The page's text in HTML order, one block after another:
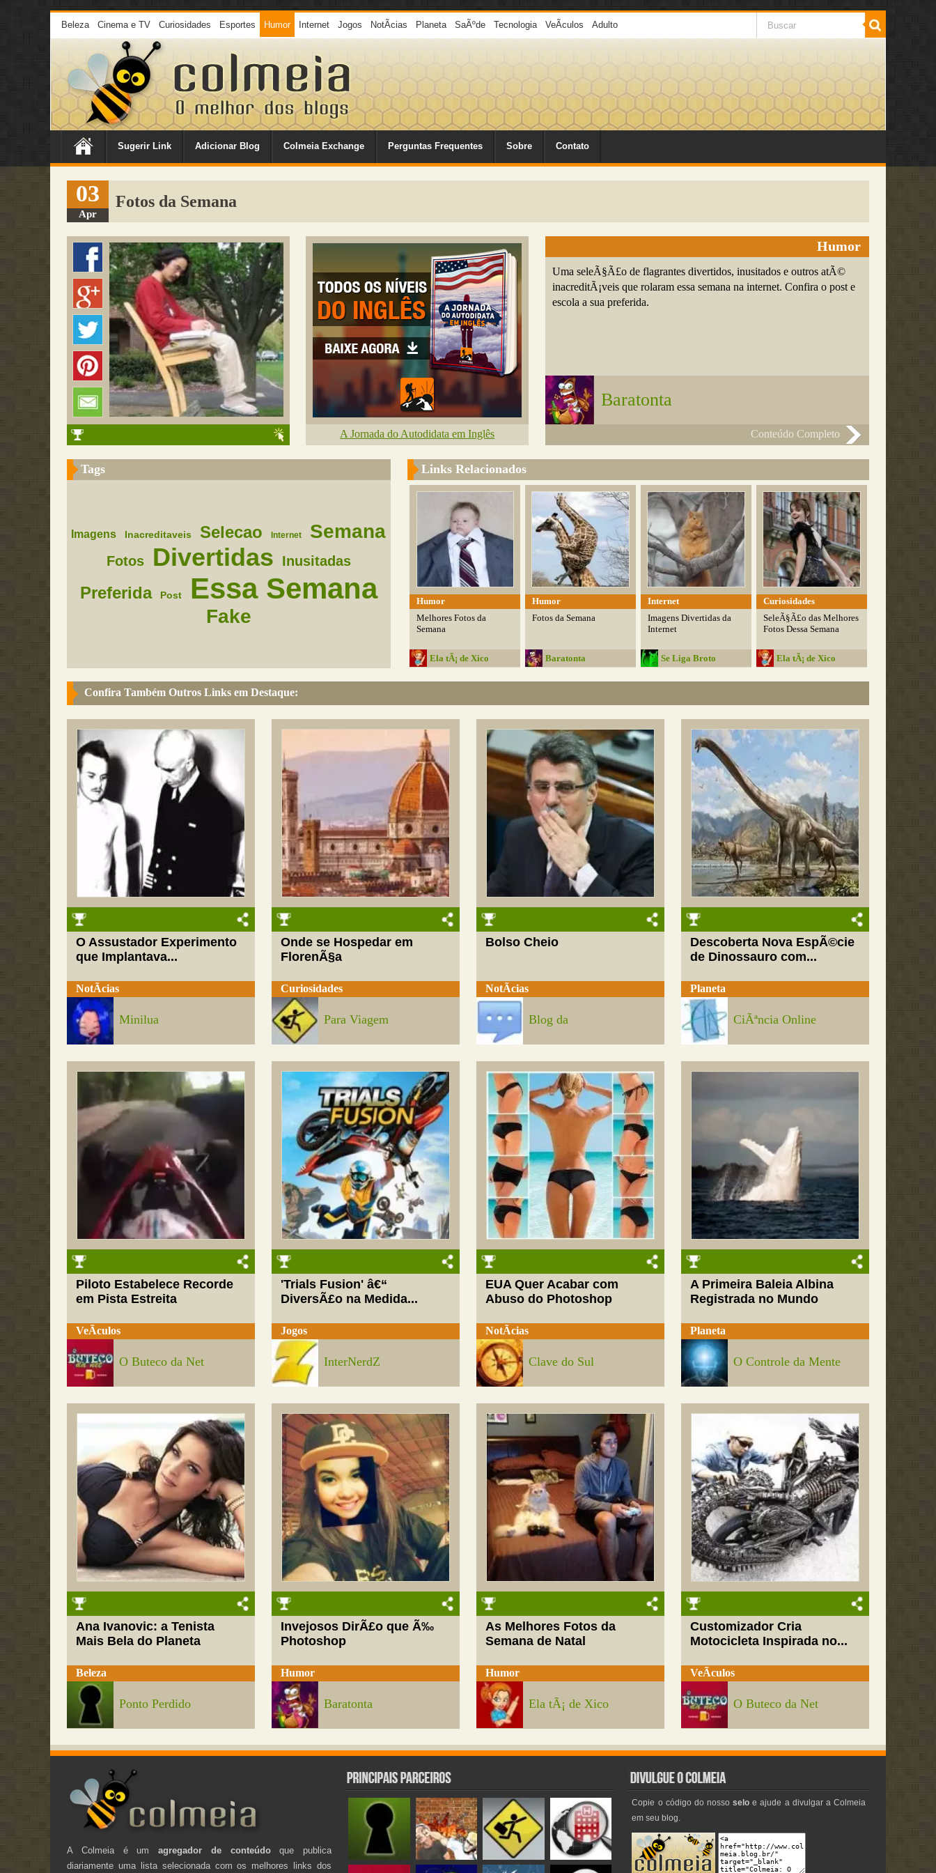
Beleza Cinema e TV Curiosidades Esportes Humor Internet Jogos NotÃ­cias Planeta SaÃºde Tecnologia VeÃ­culos Adulto
Sugerir Link Adicionar Blog Colmeia Exchange Perguntas Frequentes Sobre Contato
03
Apr
Fotos da Semana
A Jornada do Autodidata em Inglês
Humor
Uma seleÃ§Ã£o de flagrantes divertidos, inusitados e outros atÃ©
inacreditÃ¡veis que rolaram essa semana na internet. Confira o post e
escola a sua preferida.
Baratonta
Conteúdo Completo
Tags
Imagens Inacreditaveis Selecao Internet Semana
Fotos Divertidas Inusitadas
Preferida Post Essa Semana
Fake
Links Relacionados
Humor
Melhores Fotos da
Semana
Ela tÃ¡ de Xico
Humor
Fotos da Semana
Baratonta
Internet
Imagens Divertidas da
Internet
Se Liga Broto
Curiosidades
SeleÃ§Ã£o das Melhores
Fotos Dessa Semana
Ela tÃ¡ de Xico
Confira Também Outros Links em Destaque:
O Assustador Experimento
que Implantava...
NotÃ­cias
Minilua
Onde se Hospedar em
FlorenÃ§a
Curiosidades
Para Viagem
Bolso Cheio
NotÃ­cias
Blog da
Descoberta Nova EspÃ©cie
de Dinossauro com...
Planeta
CiÃªncia Online
Piloto Estabelece Recorde
em Pista Estreita
VeÃ­culos
O Buteco da Net
'Trials Fusion' â€“
DiversÃ£o na Medida...
Jogos
InterNerdZ
EUA Quer Acabar com
Abuso do Photoshop
NotÃ­cias
Clave do Sul
A Primeira Baleia Albina
Registrada no Mundo
Planeta
O Controle da Mente
Ana Ivanovic: a Tenista
Mais Bela do Planeta
Beleza
Ponto Perdido
Invejosos DirÃ£o que Ã‰
Photoshop
Humor
Baratonta
As Melhores Fotos da
Semana de Natal
Humor
Ela tÃ¡ de Xico
Customizador Cria
Motocicleta Inspirada no...
VeÃ­culos
O Buteco da Net
A Colmeia é umagregador de conteúdoque publica
diariamente uma lista selecionada com os melhores links dos
Copie o código do nossoselo e ajude a divulgar a Colmeia
em seu blog.